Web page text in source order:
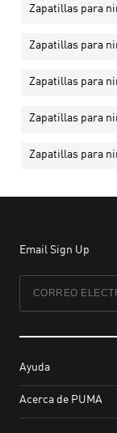
Zapatillas para
Zapatillas para
Zapatillas para
Zapatillas para
Zapatillas para